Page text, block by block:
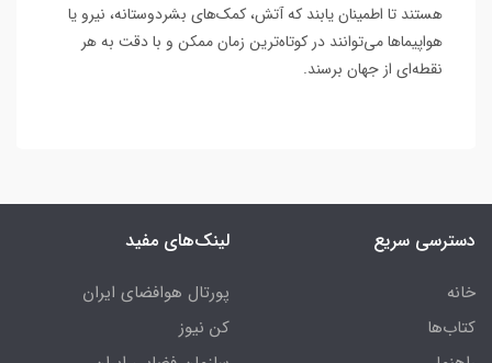
هستند تا اطمینان یابند که آتش، کمک‌های بشردوستانه، نیرو یا
هواپیماها می‌توانند در کوتاه‌ترین زمان ممکن و با دقت به هر
نقطه‌ای از جهان برسند.
دسترسی سریع
خانه
کتاب‌ها
لینک‌های مفید
پورتال هوافضای ایران
کن نیوز